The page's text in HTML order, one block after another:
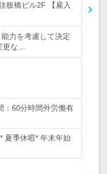
板橋ビル2F 【雇入
力を考慮して決定
更な…
：60分時間外労働有
夏季休暇* 年末年始